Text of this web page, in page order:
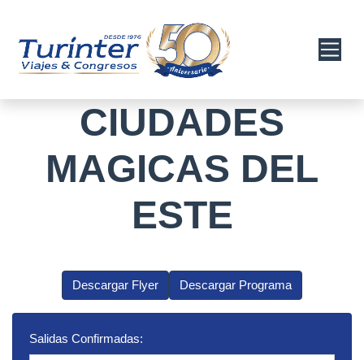
CIUDADES
MAGICAS DEL
ESTE
Descargar Flyer Descargar Programa
Salidas Confirmadas: